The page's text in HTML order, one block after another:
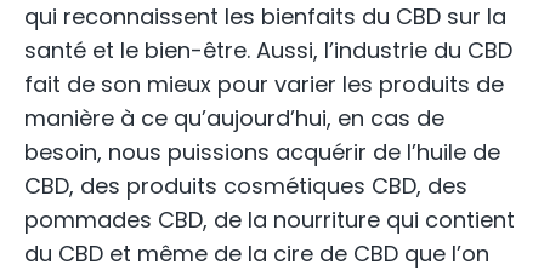
qui reconnaissent les bienfaits du CBD sur la
santé et le bien-être. Aussi, l’industrie du CBD
fait de son mieux pour varier les produits de
manière à ce qu’aujourd’hui, en cas de
besoin, nous puissions acquérir de l’huile de
CBD, des produits cosmétiques CBD, des
pommades CBD, de la nourriture qui contient
du CBD et même de la cire de CBD que l’on